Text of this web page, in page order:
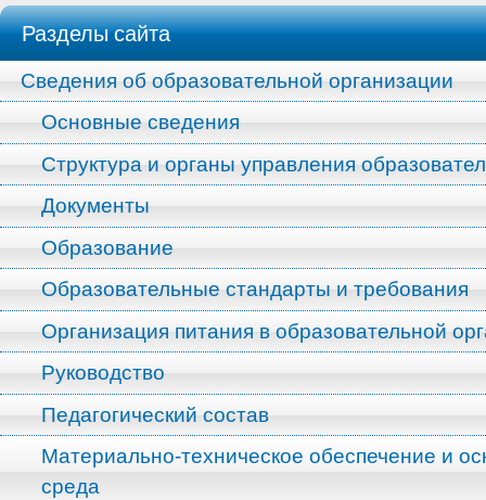
Разделы сайта
Сведения об образовательной организации
Основные сведения
Структура и органы управления
Документы
Образование
Образовательные стандарты и требования
Организация питания в образовательной
Руководство
Педагогический состав
Материально-техническое обеспечение и
среда